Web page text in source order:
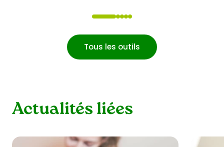
1 2345
Tous les outils
Actualités liées